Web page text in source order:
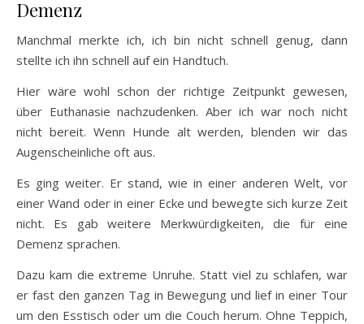
Demenz
Manchmal merkte ich, ich bin nicht schnell genug, dann
stellte ich ihn schnell auf ein Handtuch.
Hier wäre wohl schon der richtige Zeitpunkt gewesen,
über Euthanasie nachzudenken. Aber ich war noch nicht
nicht bereit. Wenn Hunde alt werden, blenden wir das
Augenscheinliche oft aus.
Es ging weiter. Er stand, wie in einer anderen Welt, vor
einer Wand oder in einer Ecke und bewegte sich kurze Zeit
nicht. Es gab weitere Merkwürdigkeiten, die für eine
Demenz sprachen.
Dazu kam die extreme Unruhe. Statt viel zu schlafen, war
er fast den ganzen Tag in Bewegung und lief in einer Tour
um den Esstisch oder um die Couch herum. Ohne Teppich,